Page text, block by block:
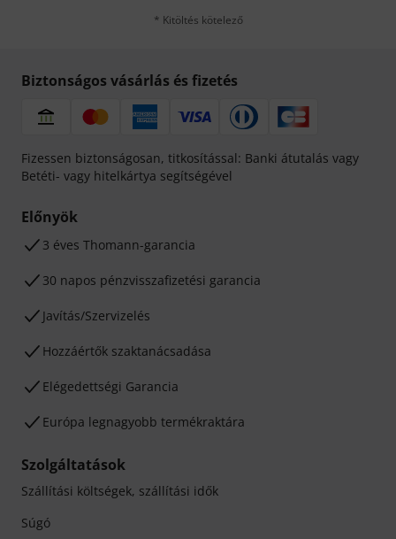
* Kitöltés kötelező
Biztonságos vásárlás és fizetés
Fizessen biztonságosan, titkosítással: Banki átutalás vagy
Betéti- vagy hitelkártya segítségével
Előnyök
3 éves Thomann-garancia
30 napos pénzvisszafizetési garancia
Javítás/Szervizelés
Hozzáértők szaktanácsadása
Elégedettségi Garancia
Európa legnagyobb termékraktára
Szolgáltatások
Szállítási költségek, szállítási idők
Súgó